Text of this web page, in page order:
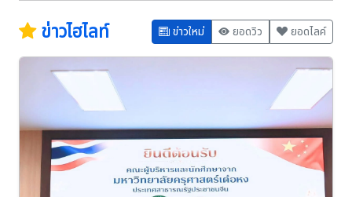
ข่าวไฮไลท์ ข่าวใหม่ ยอดวิว ยอดไลค์